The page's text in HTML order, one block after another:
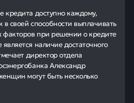
кредита доступно каждому,
в своей способности выплачивать
при решении о кредите
наличие достаточного
директор отдела
Александр
могут быть несколько